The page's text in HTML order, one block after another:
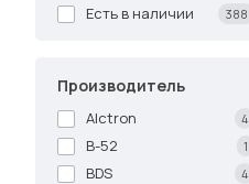
Есть в наличии 388
Производитель
Alctron 4
B-52 1
BDS 4